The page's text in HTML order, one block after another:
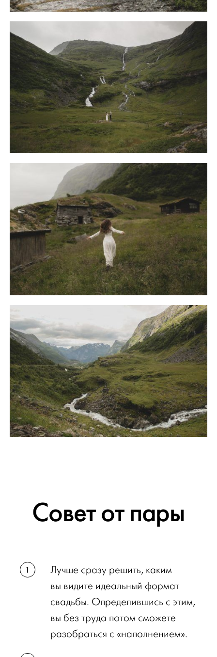
Совет от пары
Лучше сразу решить, каким
вы видите идеальный формат
свадьбы. Определившись с этим,
вы без труда потом сможете
разобраться с «наполнением».